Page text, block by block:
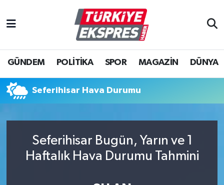
GÜNDEM POLİTİKA SPOR MAGAZİN DÜNYA
Seferihisar Hava Durumu
Seferihisar Bugün, Yarın ve 1
Haftalık Hava Durumu Tahmini
İstanbul Nöbetçi Eczaneler
İstanbul Hava Durumu
İstanbul Namaz Vakitleri
Süper Lig Puan Durumu ve Fikstür